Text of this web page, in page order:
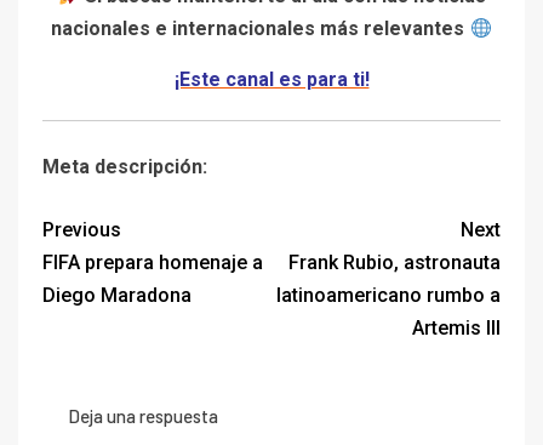
nacionales e internacionales más relevantes
¡Este canal es para ti!
Meta descripción:
Previous
FIFA prepara homenaje a
Diego Maradona
Next
Frank Rubio, astronauta
latinoamericano rumbo a
Artemis III
Deja una respuesta